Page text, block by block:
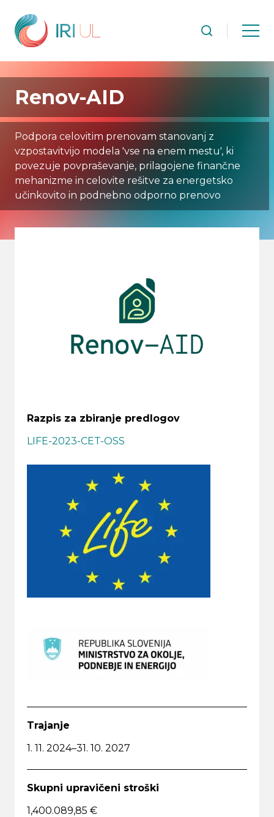
Renov-AID
Podpora celovitim prenovam stanovanj z
vzpostavitvijo modela 'vse na enem mestu', ki
povezuje povpraševanje, prilagojene finančne
mehanizme in celovite rešitve za energetsko
učinkovito in podnebno odporno prenovo
Razpis za zbiranje predlogov
LIFE-2023-CET-OSS
Trajanje
1. 11. 2024–31. 10. 2027
Skupni upravičeni stroški
1,400.089,85 €